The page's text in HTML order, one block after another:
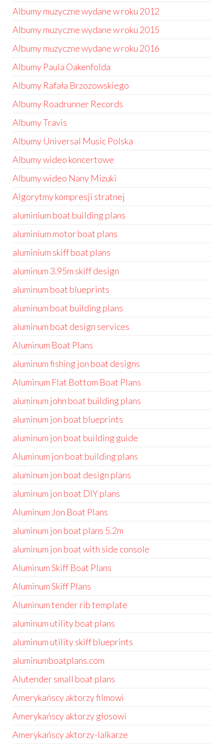
Albumy muzyczne wydane w roku 2012
Albumy muzyczne wydane w roku 2015
Albumy muzyczne wydane w roku 2016
Albumy Paula Oakenfolda
Albumy Rafała Brzozowskiego
Albumy Roadrunner Records
Albumy Travis
Albumy Universal Music Polska
Albumy wideo koncertowe
Albumy wideo Nany Mizuki
Algorytmy kompresji stratnej
aluminium boat building plans
aluminium motor boat plans
aluminium skiff boat plans
aluminum 3.95m skiff design
aluminum boat blueprints
aluminum boat building plans
aluminum boat design services
Aluminum Boat Plans
aluminum fishing jon boat designs
Aluminum Flat Bottom Boat Plans
aluminum john boat building plans
aluminum jon boat blueprints
aluminum jon boat building guide
Aluminum jon boat building plans
aluminum jon boat design plans
aluminum jon boat DIY plans
Aluminum Jon Boat Plans
aluminum jon boat plans 5.2m
aluminum jon boat with side console
Aluminum Skiff Boat Plans
Aluminum Skiff Plans
Aluminum tender rib template
aluminum utility boat plans
aluminum utility skiff blueprints
aluminumboatplans.com
Alutender small boat plans
Amerykańscy aktorzy filmowi
Amerykańscy aktorzy głosowi
Amerykańscy aktorzy-lalkarze